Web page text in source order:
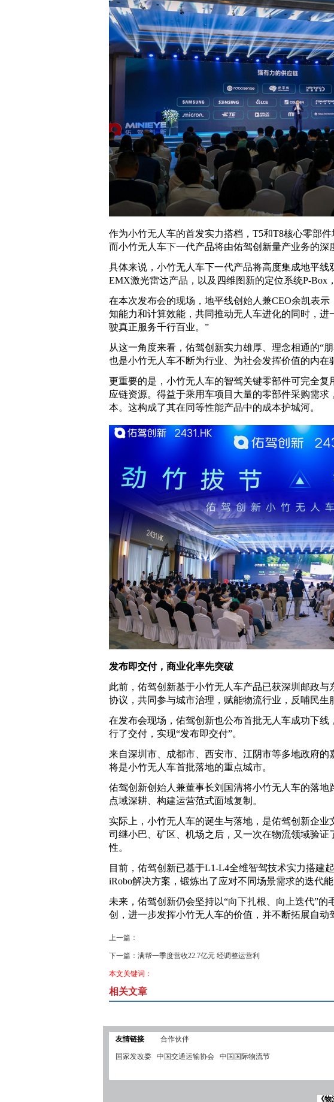
作为小竹无人车的首发实力搭档，T5和T8核心零部
而小竹无人车下一代产品将由佑驾创新量产业务的深
具体来说，小竹无人车下一代产品将高度集成地平
EMX激光雷达产品，以及四维图新的定位系统P-Box
在本次发布会的现场，地平线创始人兼CEO余凯表
知能力和计算效能，共同推动无人车进化的同时，
驶真正服务千行百业。”
从这一角度来看，佑驾创新实力雄厚、理念相通的“
也是小竹无人车不断为行业、为社会发挥价值的内在
更重要的是，小竹无人车的智驾关键零部件可完全
应链资源。得益于乘用车项目大量的零部件采购需
本。这构成了其在同等性能产品中的成本护城河。
发布即交付，商业化率先突破
此前，佑驾创新基于小竹无人车产品已获深圳邮政
协议，共同参与城市治理，赋能物流行业，反哺民生
在发布会现场，佑驾创新也公布首批无人车成功下
行了交付，实现“发布即交付”。
来自深圳市、成都市、西安市、江阴市等多地政府
将是小竹无人车首批落地的重点城市。
佑驾创新创始人兼董事长刘国清将小竹无人车的落地
点域深耕、构建运营范式面域复制。
实际上，小竹无人车的诞生与落地，是佑驾创新企业
司继小巴、矿区、机场之后，又一次在物流领域验
性。
目前，佑驾创新已基于L1-L4全维智驾技术实力搭建
iRobo解决方案，锻炼出了应对不同场景需求的迭代能
未来，佑驾创新仍会坚持以“向下扎根、向上迭代”
创，进一步发挥小竹无人车的价值，并不断拓展自动
上一篇：
下一篇： 满帮一季度营收22.7亿元 经调整运营利
本文关键词：
相关文章
友情链接 合作伙伴
国家发改委 中国交通运输协会 中国国际物流节
《